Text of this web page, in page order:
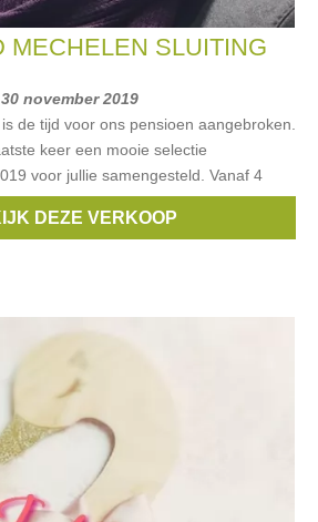
MECHELEN SLUITING
november 2019
de tijd voor ons pensioen aangebroken.
keer een mooie selectie
voor jullie samengesteld. Vanaf 4
, Hugo,peuterey,SEVENTY
DEZE VERKOOP